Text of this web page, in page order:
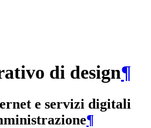
di design¶
e servizi digitali
¶